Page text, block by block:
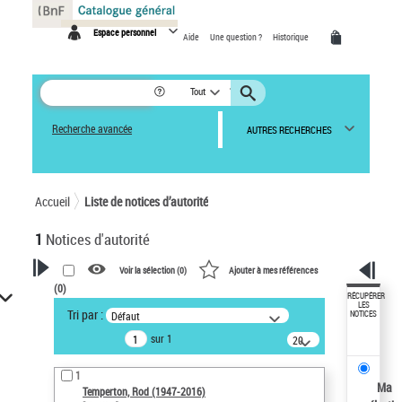
Espace personnel Aide Une question ? Historique
Tout
Recherche avancée AUTRES RECHERCHES
Accueil Liste de notices d’autorité
1 Notices d'autorité
VOTRE RECHERCHE
Recherche avancée dans les
notices d’autorité
Œuvres liées à l'auteur :
Temperton, Rod (1947-2016)
Voir la sélection (0) Ajouter à mes références
(0)
Tri par : Défaut
sur 1
20
résultats/page
1
Temperton, Rod (1947-2016)
RÉCUPÉRER
LES
NOTICES
Ma
Panneau de gestion des cookies